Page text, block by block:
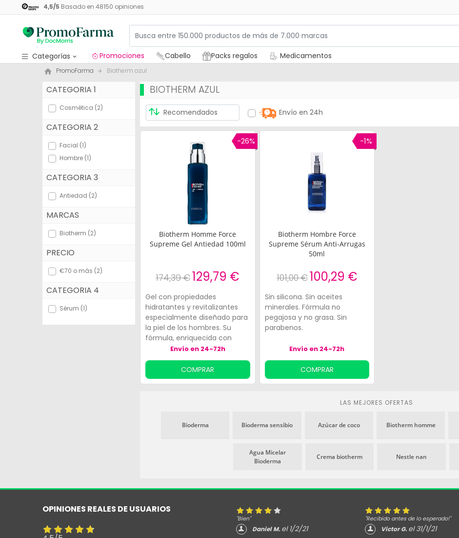
4,5/5 Basado en 48150 opiniones
Categorías
Promociones
Cabello
Packs regalos
Medicamentos
Cosmética
Higiene
Dietética
Bebés y Mamás
Óptica
Ortopedia
Herbolario
Cosmética Natural
Promociones Cabello Packs regalos Medicamentos
PromoFarma Biotherm azul
CATEGORIA 1
Cosmética (2)
CATEGORIA 2
Facial (1)
Hombre (1)
CATEGORIA 3
Antiedad (2)
MARCAS
Biotherm (2)
PRECIO
€70 o más (2)
CATEGORIA 4
Sérum (1)
BIOTHERM AZUL
Envío en 24h
-26%
Biotherm Homme Force
Supreme Gel Antiedad 100ml
174,39 €129,79 €
Gel con propiedades
hidratantes y revitalizantes
especialmente diseñado para
la piel de los hombres. Su
fórmula, enriquecida con
principios activos como
extracto de alga azul, Pro-
Xylane y Life Plankton, activan
la producción de elastina y
redensifica la piel.
Envío en 24-72h
COMPRAR
-1%
Biotherm Hombre Force
Supreme Sérum Anti-Arrugas
50ml
101,00 €100,29 €
Sin silicona. Sin aceites
minerales. Fórmula no
pegajosa y no grasa. Sin
parabenos.
Envío en 24-72h
COMPRAR
LAS MEJORES OFERTAS
Bioderma Bioderma sensibio Azúcar de coco Biotherm homme
Agua Micelar
Bioderma
Crema biotherm Nestle nan
OPINIONES REALES DE USUARIOS
"Bien"
Daniel M. el 1/2/21
"Recibido antes de lo esperado!"
Victor G. el 31/1/21